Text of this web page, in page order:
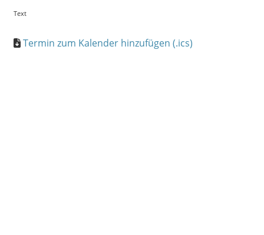
Text
Termin zum Kalender hinzufügen (.ics)